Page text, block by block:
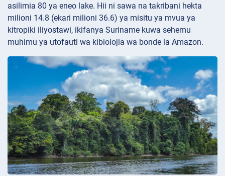
asilimia 80 ya eneo lake. Hii ni sawa na takribani hekta
milioni 14.8 (ekari milioni 36.6) ya misitu ya mvua ya
kitropiki iliyostawi, ikifanya Suriname kuwa sehemu
muhimu ya utofauti wa kibiolojia wa bonde la Amazon.